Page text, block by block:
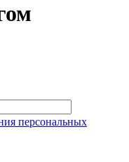
персональных